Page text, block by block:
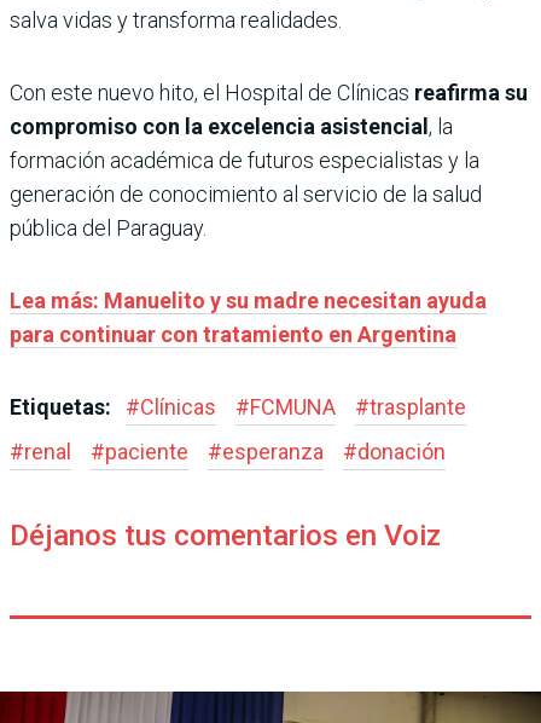
salva vidas y transforma realidades.
Con este nuevo hito, el Hospital de Clínicas reafirma su
compromiso con la excelencia asistencial, la
formación académica de futuros especialistas y la
generación de conocimiento al servicio de la salud
pública del Paraguay.
Lea más: Manuelito y su madre necesitan ayuda
para continuar con tratamiento en Argentina
Etiquetas: #Clínicas #FCMUNA #trasplante
#renal #paciente #esperanza #donación
Déjanos tus comentarios en Voiz